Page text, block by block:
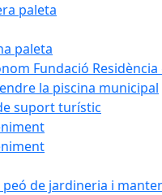
paleta
paleta
Fundació Residència
la piscina municipal
suport turístic
de jardineria i